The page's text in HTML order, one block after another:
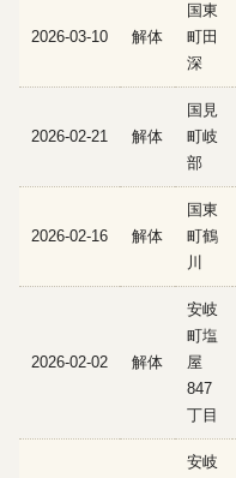
2026-03-10 解体
国東
町田
深
2026-02-21 解体
国見
町岐
部
2026-02-16 解体
国東
町鶴
川
2026-02-02 解体
安岐
町塩
屋
847
丁目
安岐